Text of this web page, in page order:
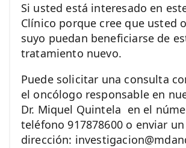
Si usted está interesado en
Clínico porque cree que usted
suyo puedan beneficiarse de
tratamiento nuevo.
Puede solicitar una consulta
el oncólogo responsable en
Dr. Miquel Quintela en el
teléfono 917878600 o enviar
dirección: